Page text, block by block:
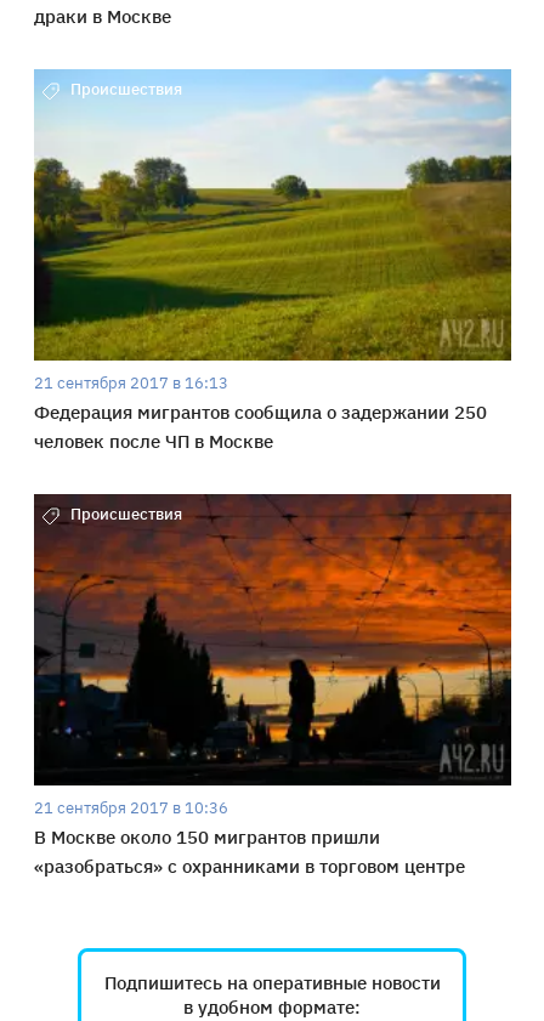
драки в Москве
Происшествия
21 сентября 2017 в 16:13
Федерация мигрантов сообщила о задержании 250
человек после ЧП в Москве
Происшествия
21 сентября 2017 в 10:36
В Москве около 150 мигрантов пришли
«разобраться» с охранниками в торговом центре
Подпишитесь на оперативные новости
в удобном формате: